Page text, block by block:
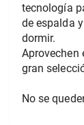
tecnología
de espalda
dormir.
Aprovechen
gran
No se